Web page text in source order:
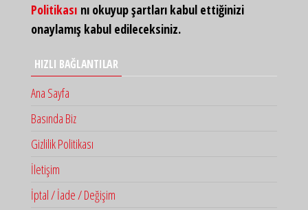
Politikası nı okuyup şartları kabul ettiğinizi
onaylamış kabul edileceksiniz.
HIZLI BAĞLANTILAR
Ana Sayfa
Basında Biz
Gizlilik Politikası
İletişim
İptal / İade / Değişim